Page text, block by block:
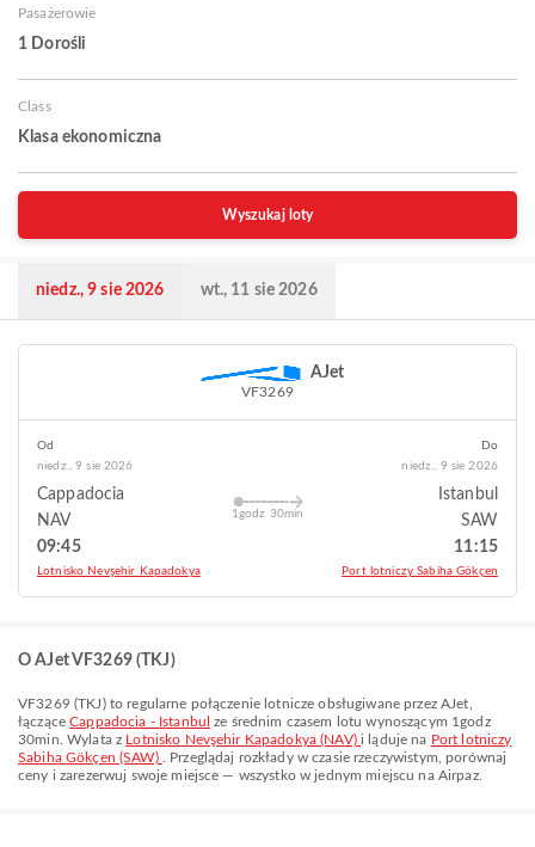
Pasażerowie
1 Dorośli
Class
Klasa ekonomiczna
Wyszukaj loty
niedz., 9 sie 2026 wt., 11 sie 2026
AJet
VF3269
Od
niedz., 9 sie 2026
Cappadocia
NAV
09:45
Lotnisko Nevşehir Kapadokya
1godz 30min
Do
niedz., 9 sie 2026
Istanbul
SAW
11:15
Port lotniczy Sabiha Gökçen
O AJet VF3269 (TKJ)
VF3269(TKJ) to regularne połączenie lotnicze obsługiwane przez AJet
łącząceCappadocia - Istanbul ze średnim czasem lotu wynoszącym 1godz
30min . Wylata z Lotnisko Nevşehir Kapadokya (NAV)i ląduje na Port lotniczy
Sabiha Gökçen (SAW)
. Przeglądaj rozkłady w czasie rzeczywistym, porównaj
ceny i zarezerwuj swoje miejsce — wszystko w jednym miejscu na Airpaz.